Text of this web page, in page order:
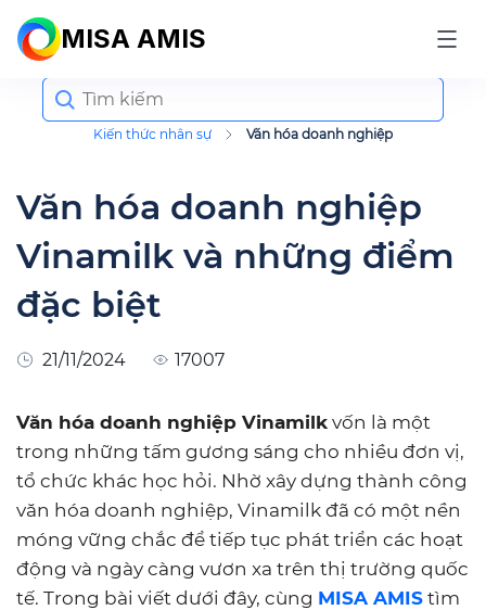
MISA AMIS
Kiến thức nhân sự Văn hóa doanh nghiệp
Search
for:
Văn hóa doanh nghiệp
Vinamilk và những điểm
đặc biệt
21/11/2024 17007
Văn hóa doanh nghiệp Vinamilk vốn là một
trong những tấm gương sáng cho nhiều đơn vị,
tổ chức khác học hỏi. Nhờ xây dựng thành công
văn hóa doanh nghiệp, Vinamilk đã có một nền
móng vững chắc để tiếp tục phát triển các hoạt
động và ngày càng vươn xa trên thị trường quốc
tế. Trong bài viết dưới đây, cùng MISA AMIS tìm